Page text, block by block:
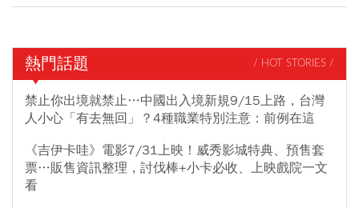
熱門話題 / HOT STORIES /
禁止你出境就禁止…中國出入境新規9/15上路，台灣
人小心「有去無回」？4種職業特別注意：前例在這
《吉伊卡哇》電影7/31上映！威秀影城特典、預售套
票…販售資訊整理，討伐棒+小卡必收、上映戲院一文
看